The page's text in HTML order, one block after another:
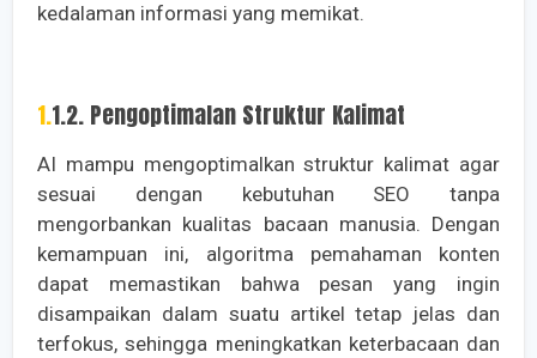
kedalaman informasi yang memikat.
1.1.2. Pengoptimalan Struktur Kalimat
AI mampu mengoptimalkan struktur kalimat agar
sesuai dengan kebutuhan SEO tanpa
mengorbankan kualitas bacaan manusia. Dengan
kemampuan ini, algoritma pemahaman konten
dapat memastikan bahwa pesan yang ingin
disampaikan dalam suatu artikel tetap jelas dan
terfokus, sehingga meningkatkan keterbacaan dan